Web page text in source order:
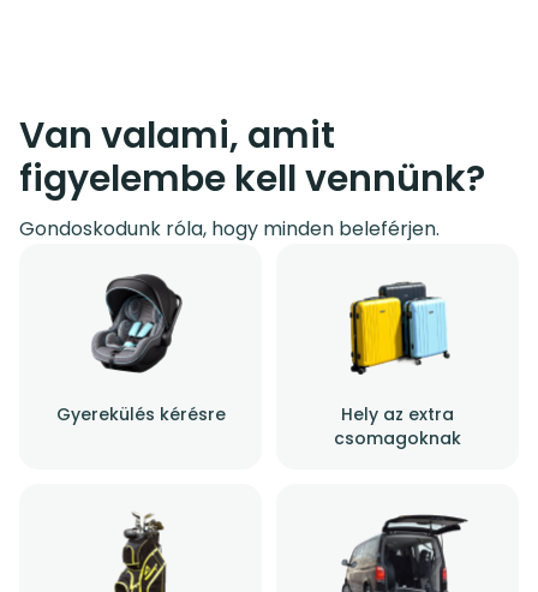
Van valami, amit
figyelembe kell vennünk?
Gondoskodunk róla, hogy minden beleférjen.
Gyerekülés kérésre
Hely az extra
csomagoknak